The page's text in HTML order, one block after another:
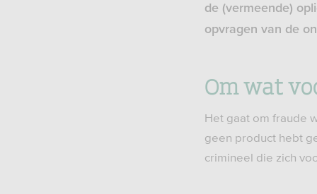
de (vermeende)
opvragen van de
Om wat
Het gaat om fraude
geen product hebt
crimineel die zich